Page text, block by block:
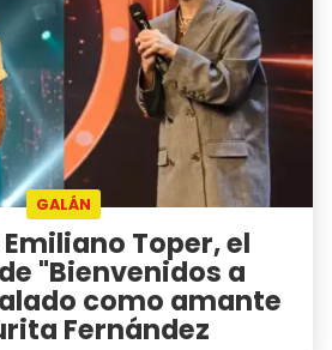
GALÁN
Toper, el
"Bienvenidos a
como amante
Fernández